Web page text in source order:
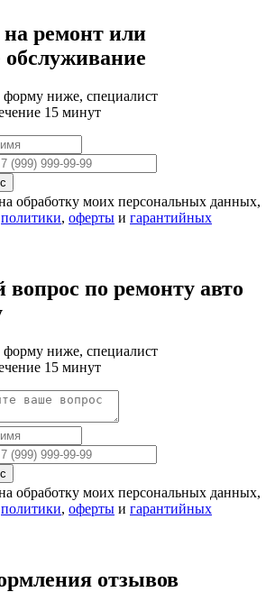
ремонт или
обслуживание
ниже, специалист
15 минут
обработку моих персональных данных,
политики, оферты и гарантийных
вопрос по ремонту авто
ниже, специалист
15 минут
обработку моих персональных данных,
политики, оферты и гарантийных
отзывов